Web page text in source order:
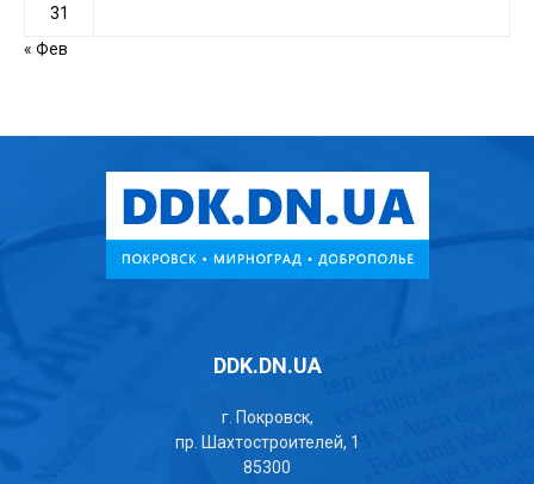
31
« Фев
DDK.DN.UA
г. Покровск,
пр. Шахтостроителей, 1
85300